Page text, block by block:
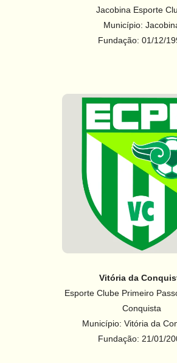
Jacobina Esporte
Município:
Fundação: 01/12/
Vitória da
Esporte Clube Primeiro
Conquista
Município: Vitória da
Fundação: 21/01/